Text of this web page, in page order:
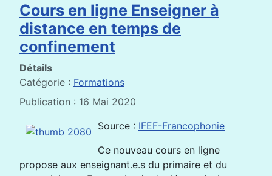
Cours en ligne Enseigner à
distance en temps de
confinement
Détails
Catégorie : Formations
Publication : 16 Mai 2020
Source : IFEF-Francophonie
Ce nouveau cours en ligne
propose aux enseignant.e.s du primaire et du